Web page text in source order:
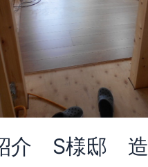
介 S様邸